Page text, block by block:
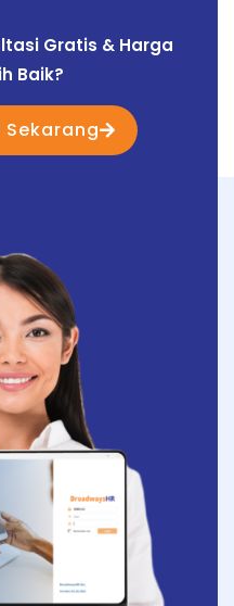
Gratis & Harga
Baik?
Sekarang